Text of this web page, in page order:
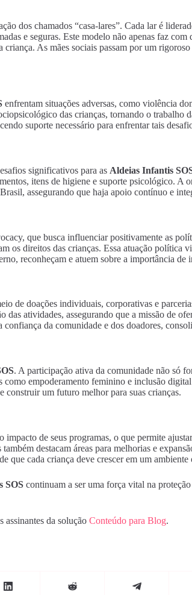
dos chamados “casa-lares”. Cada lar é
e seguras. Este modelo não apenas faz
As mães sociais passam por um
enfrentam situações adversas, como violência
das crianças, tornando o
suporte necessário para enfrentar tais
significativos para as Aldeias Infantis
itens de higiene e suporte psicológico. A
assegurando que haja apoio contínuo e
que busca influenciar positivamente as
os direitos das crianças. Essa atuação
reconheçam e atuem sobre a importância de
de doações individuais, corporativas e
das atividades, assegurando que a missão de
confiança da comunidade e dos doadores,
. A participação ativa da comunidade não só
empoderamento feminino e inclusão
construir um futuro melhor para suas crianças.
impacto de seus programas, o que permite
destacam áreas para melhorias e
que cada criança deve crescer em um ambiente
SOS continuam a ser uma força vital na
assinantes da solução Conteúdo para Blog.